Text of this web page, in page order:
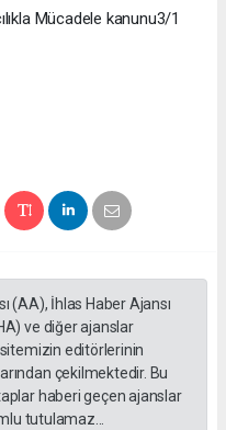
Mücadele kanunu3/1
(AA), İhlas Haber Ajansı
ve diğer ajanslar
editörlerinin
çekilmektedir. Bu
haberi geçen ajanslar
tutulamaz...